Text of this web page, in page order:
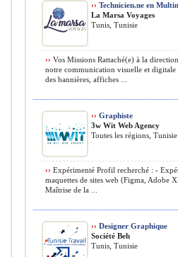
›› Technicien.ne en
La Marsa Voyages
Tunis, Tunisie
›› Vos Missions Rattaché(e) à la
notre communication visuelle et
des bannières, affiches ...
›› Graphiste
3w Wit Web Agency
Toutes les régions, Tunisie
›› Expérimenté Profil recherché : -
maquettes de sites web (Figma, Adobe
Maîtrise de la ...
›› Designer Graphique
Société Beh
Tunis, Tunisie